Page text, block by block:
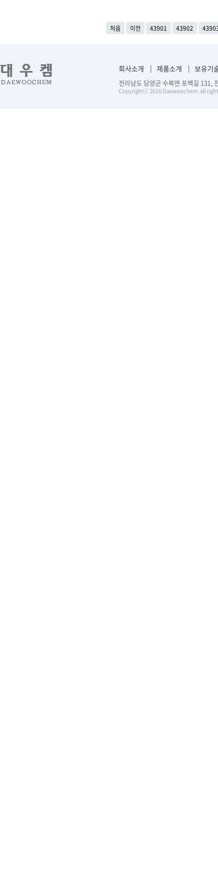
처음 이전 43901 43902
회사소개 제품소개 보유기
전라남도 담양군 수북면 포백길
Copyrightⓒ 2016 Daewoochem. all